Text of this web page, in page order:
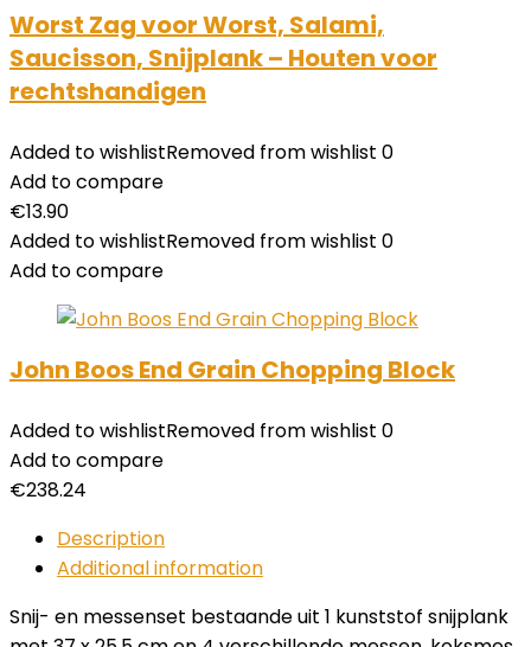
Worst Zag voor Worst, Salami,
Saucisson, Snijplank – Houten voor
rechtshandigen
Added to wishlistRemoved from wishlist 0
Add to compare
€13.90
Added to wishlistRemoved from wishlist 0
Add to compare
John Boos End Grain Chopping Block
Added to wishlistRemoved from wishlist 0
Add to compare
€238.24
Description
Additional information
Snij- en messenset bestaande uit 1 kunststof snijplank